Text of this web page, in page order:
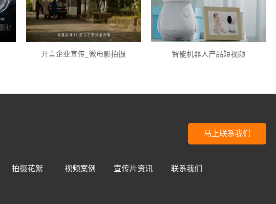
开言企业宣传_微电影拍摄 智能机器人产品短视频
马上联系我们
拍摄花絮 视频案例 宣传片资讯 联系我们